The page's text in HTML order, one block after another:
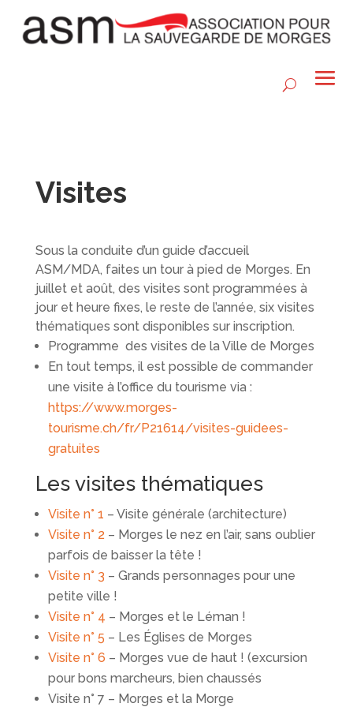
Visites
Sous la conduite d’un guide d’accueil
ASM/MDA, faites un tour à pied de Morges. En
juillet et août, des visites sont programmées à
jour et heure fixes, le reste de l’année, six visites
thématiques sont disponibles sur inscription.
Programme des visites de la Ville de Morges
En tout temps, il est possible de commander
une visite à l’office du tourisme via :
https://www.morges-
tourisme.ch/fr/P21614/visites-guidees-
gratuites
Les visites thématiques
Visite n° 1 – Visite générale (architecture)
Visite n° 2 – Morges le nez en l’air, sans oublier
parfois de baisser la tête !
Visite n° 3 – Grands personnages pour une
petite ville !
Visite n° 4 – Morges et le Léman !
Visite n° 5 – Les Églises de Morges
Visite n° 6 – Morges vue de haut ! (excursion
pour bons marcheurs, bien chaussés
Visite n° 7 – Morges et la Morge